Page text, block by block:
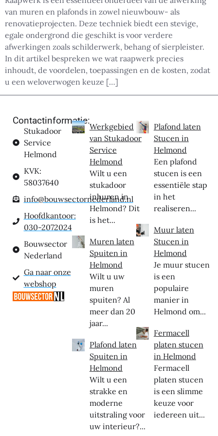
van muren en plafonds in zowel nieuwbouw- als
renovatieprojecten. Deze techniek biedt een stevige,
egale ondergrond die geschikt is voor verdere
afwerkingen zoals schilderwerk, behang of sierpleister.
In dit artikel bespreken we wat raapwerk precies
inhoudt, de voordelen, toepassingen en de kosten, zodat
u een weloverwogen keuze […]
Contactinformatie:
Stukadoor
Service
Helmond
KVK:
58037640
info@bouwsectornederland.nl
Hoofdkantoor:
030-2072024
Bouwsector
Nederland
Ga naar onze
webshop
Werkgebied
van Stukadoor
Service
Helmond
Wilt u een
stukadoor
inhuren in
Helmond? Dit
is het...
Muren laten
Spuiten in
Helmond
Wilt u uw
muren
spuiten? Al
meer dan 20
jaar...
Plafond laten
Spuiten in
Helmond
Wilt u een
strakke en
moderne
uitstraling voor
uw interieur?...
Plafond laten
Stucen in
Helmond
Een plafond
stucen is een
essentiële stap
in het
realiseren...
Muur laten
Stucen in
Helmond
Je muur stucen
is een
populaire
manier in
Helmond om...
Fermacell
platen stucen
in Helmond
Fermacell
platen stucen
is een slimme
keuze voor
iedereen uit...